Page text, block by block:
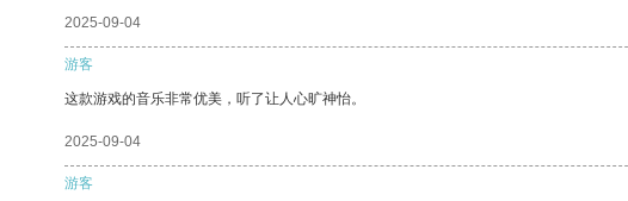
2025-09-04
游客
这款游戏的音乐非常优美，听了让人心旷神怡。
2025-09-04
游客